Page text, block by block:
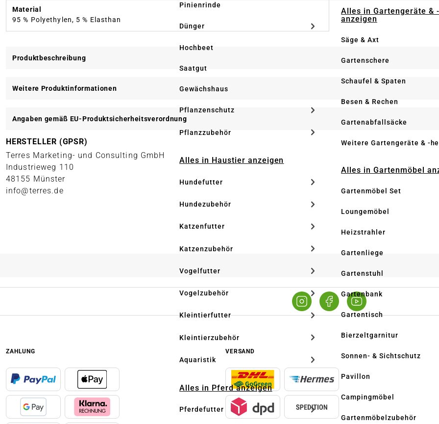
Pinienrinde
Dünger
Hochbeet
Saatgut
Gewächshaus
Pflanzenschutz
Pflanzzubehör
Alles in Haustier anzeigen
Hundefutter
Hundezubehör
Katzenfutter
Katzenzubehör
Vogelfutter
Vogelzubehör
Kleintierfutter
Kleintierzubehör
Aquaristik
Alles in Pferd anzeigen
Pferdefutter
Alles in Gartengeräte &
anzeigen
Säge & Axt
Gartenschere
Schaufel & Spaten
Besen & Rechen
Gartenabfallsäcke
Weitere Gartengeräte & -
Alles in Gartenmöbel
Gartenmöbel Set
Loungemöbel
Heizstrahler
Gartenliege
Gartenstuhl
Gartenbank
Gartentisch
Bierzeltgarnitur
Sonnen- & Sichtschutz
Pavillon
Campingmöbel
Gartenmöbelzubehör
Material
95 % Polyethylen, 5 % Elasthan
Produktbeschreibung
Weitere Produktinformationen
Angaben gemäß EU-Produktsicherheitsverordnung
HERSTELLER (GPSR)
Terres Marketing- und Consulting GmbH
Industrieweg 110
48155 Münster
info@terres.de
ZAHLUNG VERSAND